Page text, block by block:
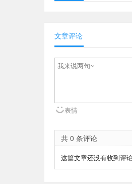
文章评论
表情
共 0 条评论
这篇文章还没有收到评